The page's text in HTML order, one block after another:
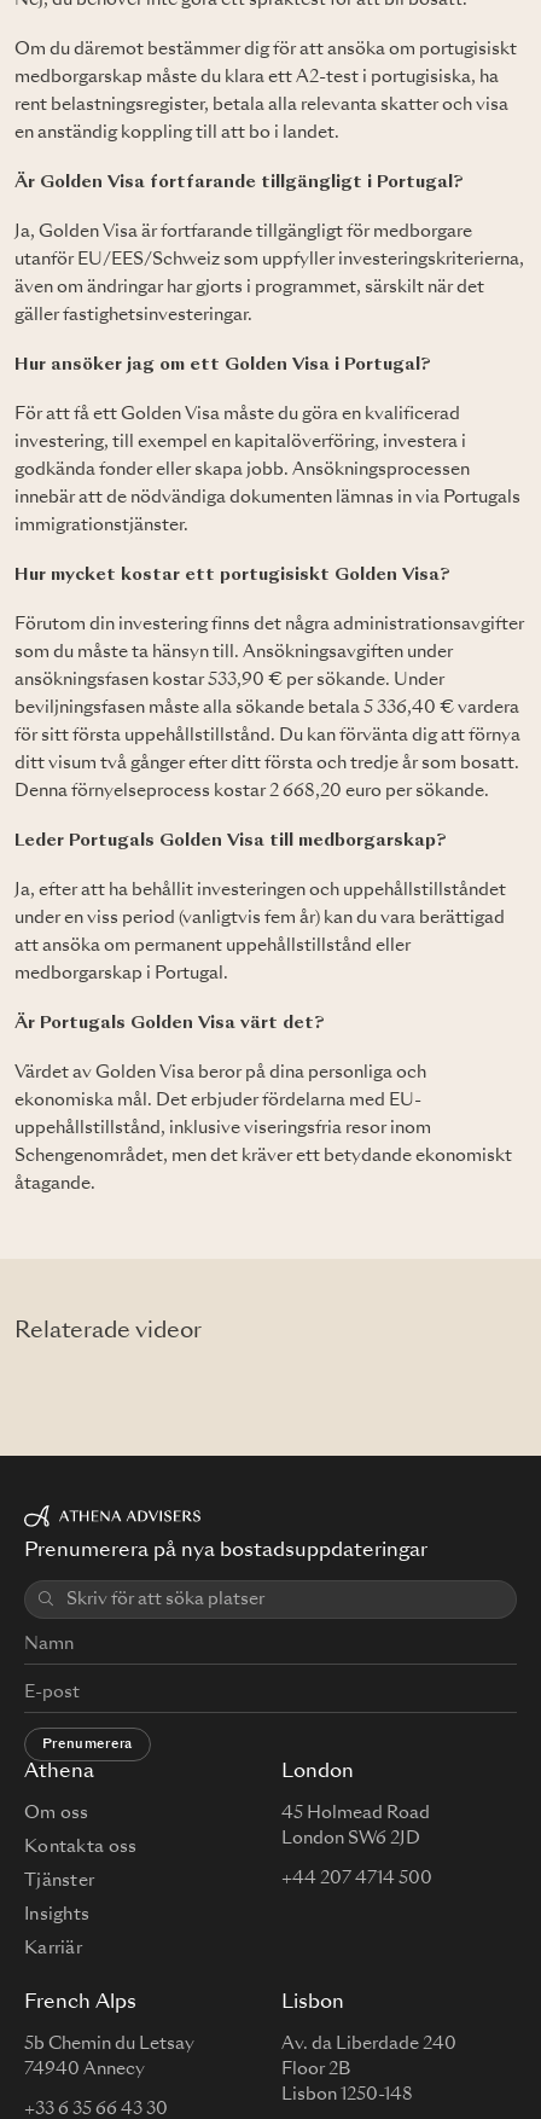
Om du däremot bestämmer dig för att ansöka om portugisiskt
medborgarskap måste du klara ett A2-test i portugisiska, ha
rent belastningsregister, betala alla relevanta skatter och visa
en anständig koppling till att bo i landet.
Är Golden Visa fortfarande tillgängligt i Portugal?
Ja, Golden Visa är fortfarande tillgängligt för medborgare
utanför EU/EES/Schweiz som uppfyller investeringskriterierna,
även om ändringar har gjorts i programmet, särskilt när det
gäller fastighetsinvesteringar.
Hur ansöker jag om ett Golden Visa i Portugal?
För att få ett Golden Visa måste du göra en kvalificerad
investering, till exempel en kapitalöverföring, investera i
godkända fonder eller skapa jobb. Ansökningsprocessen
innebär att de nödvändiga dokumenten lämnas in via Portugals
immigrationstjänster.
Hur mycket kostar ett portugisiskt Golden Visa?
Förutom din investering finns det några administrationsavgifter
som du måste ta hänsyn till. Ansökningsavgiften under
ansökningsfasen kostar 533,90 € per sökande. Under
beviljningsfasen måste alla sökande betala 5 336,40 € vardera
för sitt första uppehållstillstånd. Du kan förvänta dig att förnya
ditt visum två gånger efter ditt första och tredje år som bosatt.
Denna förnyelseprocess kostar 2 668,20 euro per sökande.
Leder Portugals Golden Visa till medborgarskap?
Ja, efter att ha behållit investeringen och uppehållstillståndet
under en viss period (vanligtvis fem år) kan du vara berättigad
att ansöka om permanent uppehållstillstånd eller
medborgarskap i Portugal.
Är Portugals Golden Visa värt det?
Värdet av Golden Visa beror på dina personliga och
ekonomiska mål. Det erbjuder fördelarna med EU-
uppehållstillstånd, inklusive viseringsfria resor inom
Schengenområdet, men det kräver ett betydande ekonomiskt
åtagande.
Relaterade videor
Athena
Om oss
Kontakta oss
Tjänster
Insights
Karriär
London
45 Holmead Road
London SW6 2JD
+44 207 4714 500
French Alps
5b Chemin du Letsay
74940 Annecy
+33 6 35 66 43 30
Lisbon
Av. da Liberdade 240
Floor 2B
Lisbon 1250-148
Prenumerera på nya bostadsuppdateringar
Prenumerera